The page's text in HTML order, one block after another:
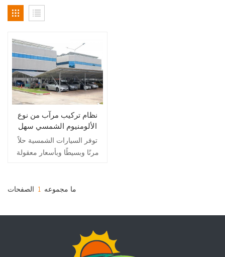
نظام تركيب مرآب من نوع
الألومنيوم الشمسي سهل
التركيب
توفر السيارات الشمسية حلاً
مرنًا وبسيطًا وبأسعار معقولة
السيارات مناطق وقوف
الطاقة الشمسية
ما مجموعه 1 الصفحات